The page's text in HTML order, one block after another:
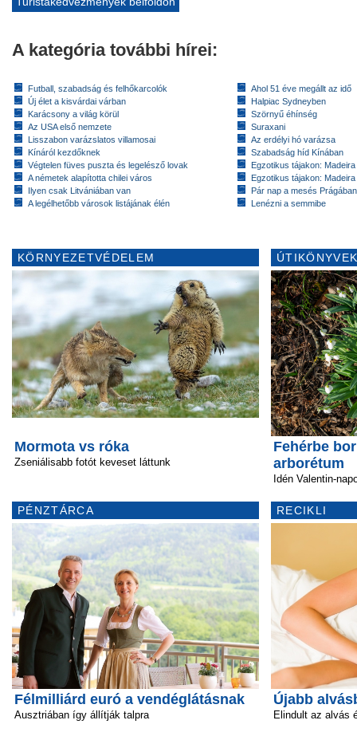
A kategória további hírei:
Futball, szabadság és felhőkarcolók
Új élet a kisvárdai várban
Karácsony a világ körül
Az USA első nemzete
Lisszabon varázslatos villamosai
Kínáról kezdőknek
Végtelen füves puszta és legelésző lovak
A németek alapította chilei város
Ilyen csak Litvániában van
A legélhetőbb városok listájának élén
Ahol 51 éve megállt az idő
Halpiac Sydneyben
Szörnyű éhínség
Suraxani
Az erdélyi hó varázsa
Szabadság híd Kínában
Egzotikus tájakon:
Egzotikus tájakon:
Pár nap a mesés Prágában
Lenézni a semmibe
KÖRNYEZETVÉDELEM
Mormota vs róka
Zseniálisabb fotót keveset láttunk
PÉNZTÁRCA
Félmilliárd euró a vendéglátásnak
Ausztriában így állítják talpra
Fehérbe
arborétum
Idén Valentin-
RECIKLI
Újabb
Elindult az alvás